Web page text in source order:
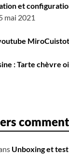
et
mai 2021
MiroCuistot
: Tarte chèvre
Unboxing et test